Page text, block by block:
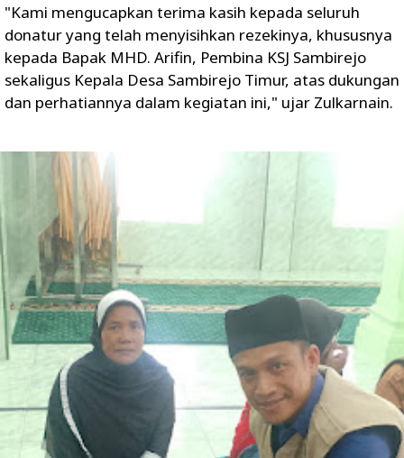
"Kami mengucapkan terima kasih kepada seluruh
donatur yang telah menyisihkan rezekinya, khususnya
kepada Bapak MHD. Arifin, Pembina KSJ Sambirejo
sekaligus Kepala Desa Sambirejo Timur, atas dukungan
dan perhatiannya dalam kegiatan ini," ujar Zulkarnain.